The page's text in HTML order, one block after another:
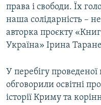
права і свободи. Їх
наша солідарність –
авторка проєкту
Україна» Ірина
У перебігу проведеної
обговорили освітні
історії Криму та